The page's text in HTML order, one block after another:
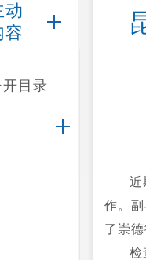
动
容
目录
近
作。
了崇
检